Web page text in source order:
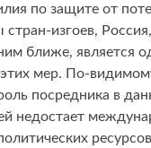
по защите от
изгоев,
ближе, является
мер. По-
посредника в
недостает